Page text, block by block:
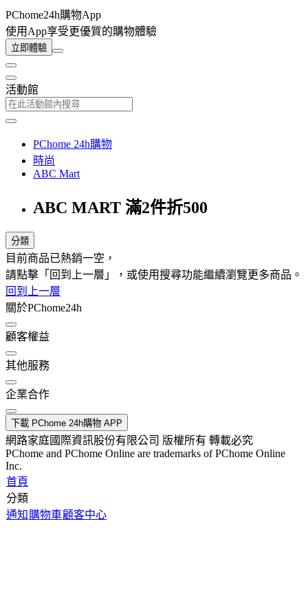
PChome24h購物App
使用App享受更優質的購物體驗
立即體驗
活動館
PChome 24h購物
時尚
ABC Mart
ABC MART 滿2件折500
分類
目前商品已熱銷一空，
請點擊「回到上一層」，或使用搜尋功能繼續瀏覽更多商品。
回到上一層
關於PChome24h
顧客權益
其他服務
企業合作
下載 PChome 24h購物 APP
網路家庭國際資訊股份有限公司 版權所有 轉載必究
PChome and PChome Online are trademarks of PChome Online
Inc.
首頁
分類
通知 購物車顧客中心